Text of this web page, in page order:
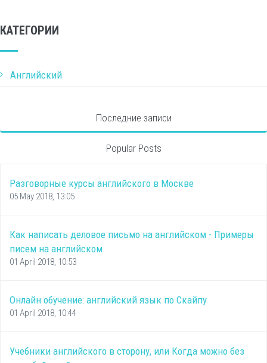
КАТЕГОРИИ
Английский
Последние записи
Popular Posts
Разговорные курсы английского в Москве
05 May 2018, 13:05
Как написать деловое письмо на английском - Примеры
писем на английском
01 April 2018, 10:53
Онлайн обучение: английский язык по Скайпу
01 April 2018, 10:44
Учебники английского в сторону, или Когда можно без